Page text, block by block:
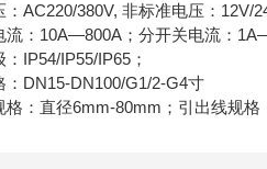
380V, 非标准电压：12V/
：10A—800A；分开关电流：
IP54/IP55/IP65；
DN15-DN100/G1/2-G4寸
直径6mm-80mm；引出线规格